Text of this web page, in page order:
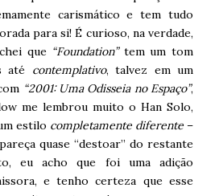
carismático e tem tudo
para si! É curioso, na verdade,
que “Foundation”tem um tom
até contemplativo, talvez em um
“2001: Uma Odisseia no Espaço”,
me lembrou muito o Han Solo,
estilo completamente diferente –
quase “destoar” do restante
eu acho que foi uma adição
e tenho certeza que esse